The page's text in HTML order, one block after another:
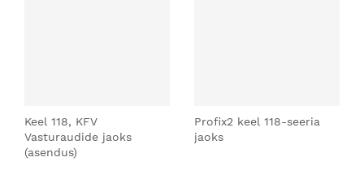
Keel 118, KFV
Vasturaudide jaoks
(asendus)
Profix2 keel 118-seeria
jaoks